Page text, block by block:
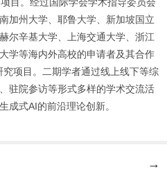
加州大学、耶鲁大学、新加坡国立
尔辛基大学、上海交通大学、浙江
学等海内外高校的申请者及其合作
项目。二期学者通过线上线下等综
驻院参访等形式多样的学术交流活
成式AI的前沿理论创新。
→